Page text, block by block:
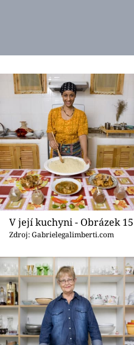
V její kuchyni - Obrázek 15
Zdroj: Gabrielegalimberti.com